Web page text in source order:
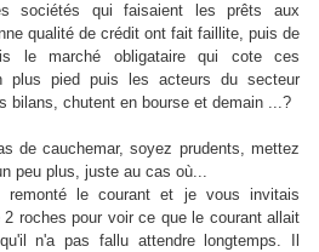
sociétés qui faisaient les prêts aux
qualité de crédit ont fait faillite, puis de
le marché obligataire qui cote ces
plus pied puis les acteurs du secteur
bilans, chutent en bourse et demain ...?
de cauchemar, soyez prudents, mettez
peu plus, juste au cas où...
remonté le courant et je vous invitais
roches pour voir ce que le courant allait
n'a pas fallu attendre longtemps. Il